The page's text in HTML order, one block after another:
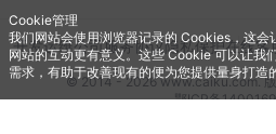
开发运维公司服务协议隐私保护在线客
© 2014 - 2026 www.caiku.com. 版
鄂ICP备
Cookie管理
我们网站会使用浏览器记录的 Cookies，这会
网站的互动更有意义。这些 Cookie 可以让我
需求，有助于改善现有的便为您提供量身打造
需获取更多有关我们使用的各种 Cookies 的